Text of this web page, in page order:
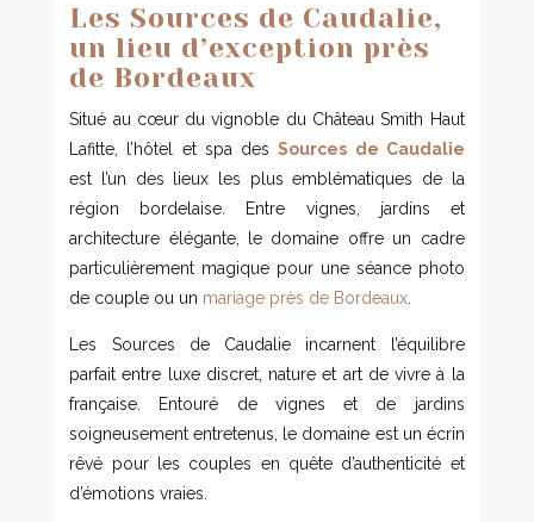
Les Sources de Caudalie,
un lieu d’exception près
de Bordeaux
Situé au cœur du vignoble du Château Smith Haut
Lafitte, l’hôtel et spa desSources de Caudalie
est l’un des lieux les plus emblématiques de la
région bordelaise. Entre vignes, jardins et
architecture élégante, le domaine offre un cadre
particulièrement magique pour une séance photo
de couple ou un mariage près de Bordeaux
Les Sources de Caudalie incarnent l’équilibre
parfait entre luxe discret, nature et art de vivre à la
française. Entouré de vignes et de jardins
soigneusement entretenus, le domaine est un écrin
rêvé pour les couples en quête d’authenticité et
d’émotions vraies.